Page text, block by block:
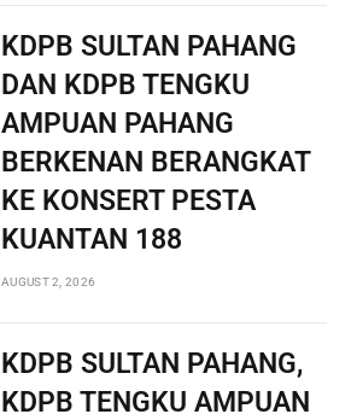
KDPB SULTAN PAHANG
DAN KDPB TENGKU
AMPUAN PAHANG
BERKENAN BERANGKAT
KE KONSERT PESTA
KUANTAN 188
AUGUST 2, 2026
KDPB SULTAN PAHANG,
KDPB TENGKU AMPUAN